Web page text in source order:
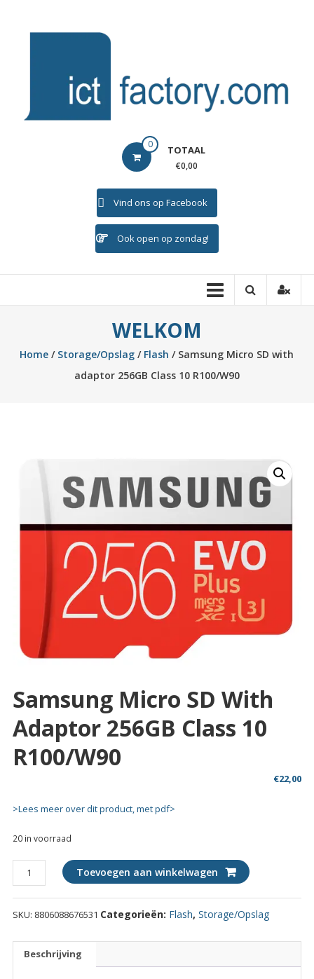
ICTFACTORY 0 TOTAAL
€0,00
Vind ons op Facebook
Ook open op zondag!
WELKOM
Home / Storage/Opslag / Flash / Samsung Micro SD with
adaptor 256GB Class 10 R100/W90
Samsung Micro SD With
Adaptor 256GB Class 10
R100/W90
€22,00
>Lees meer over dit product, met pdf>
20 in voorraad
Samsung
Micro
SD
with
Toevoegen aan winkelwagen
SKU: 8806088676531 Categorieën: Flash, Storage/Opslag
Beschrijving